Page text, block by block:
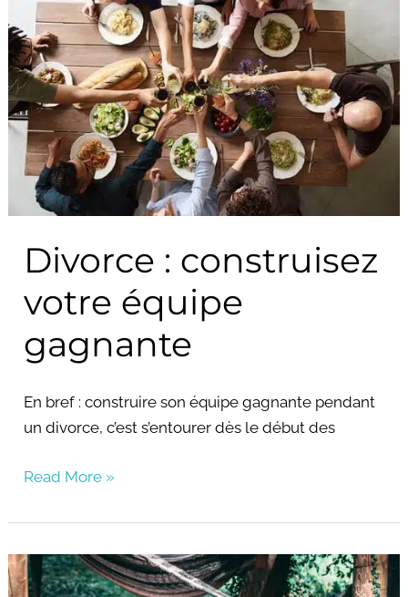
Divorce : construisez
votre équipe
gagnante
En bref : construire son équipe gagnante pendant
un divorce, c’est s’entourer dès le début des
construisez
votre
équipe
gagnante
Read More »
Divorce